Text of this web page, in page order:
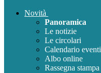
Novità
Panoramica
Le notizie
Le circolari
Calendario eventi
Albo online
Rassegna stampa